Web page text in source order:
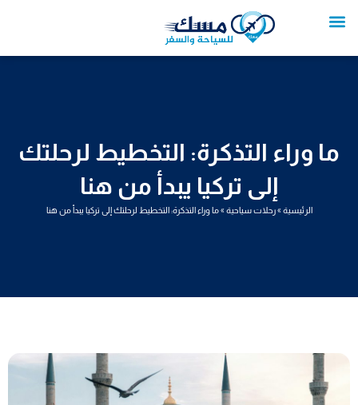
إلى
ما وراء التذكرة: التخطيط لرحلتك
إلى تركيا يبدأ من هنا
الرئيسية»رحلات سياحية»ما وراء التذكرة: التخطيط لرحلتك إلى تركيا يبدأ من هنا